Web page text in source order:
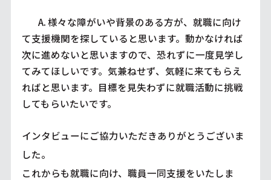
て支援機関を探していると思います。動かなければ
次に進めないと思いますので、恐れずに一度見学し
てみてほしいです。気兼ねせず、気軽に来てもらえ
ればと思います。目標を見失わずに就職活動に挑戦
してもらいたいです。
インタビューにご協力いただきありがとうございま
した。
これからも就職に向け、職員一同支援をいたしま